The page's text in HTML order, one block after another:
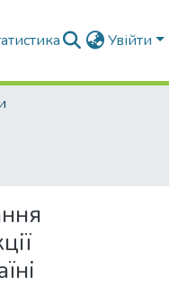
Увійти